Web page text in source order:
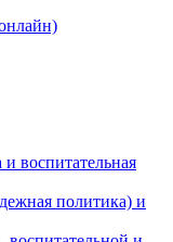
воспитательная
политика) и